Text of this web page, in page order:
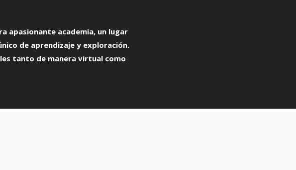
apasionante academia, un lugar
de aprendizaje y exploración.
tanto de manera virtual como